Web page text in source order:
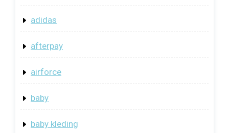
adidas
afterpay
airforce
baby
baby kleding